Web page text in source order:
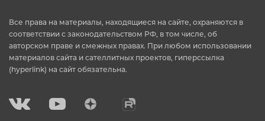
Все права на материалы, находящиеся на сайте, охраняются в
соответствии с законодательством РФ, в том числе, об
авторском праве и смежных правах. При любом использовании
материалов сайта и сателлитных проектов, гиперссылка
(hyperlink) на сайт обязательна.